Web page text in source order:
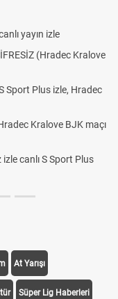
yayın izle
(Hradec Kralove
Sport Plus izle, Hradec
Kralove BJK maçı
canlı S Sport Plus
At Yarışı
Süper Lig Haberleri